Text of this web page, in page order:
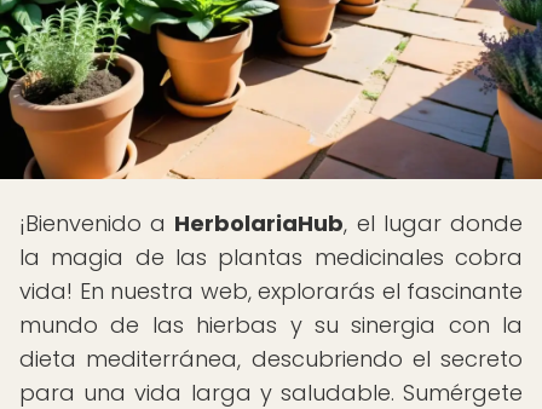
¡Bienvenido a HerbolariaHub, el lugar donde
la magia de las plantas medicinales cobra
vida! En nuestra web, explorarás el fascinante
mundo de las hierbas y su sinergia con la
dieta mediterránea, descubriendo el secreto
para una vida larga y saludable. Sumérgete